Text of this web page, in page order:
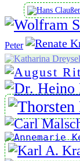
Peter